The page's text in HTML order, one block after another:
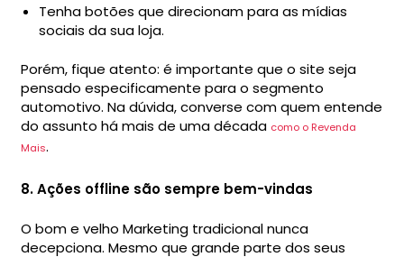
Tenha botões que direcionam para as mídias
sociais da sua loja.
Porém, fique atento: é importante que o site seja
pensado especificamente para o segmento
automotivo. Na dúvida, converse com quem entende
do assunto há mais de uma década como o Revenda
Mais.
8. Ações offline são sempre bem-vindas
O bom e velho Marketing tradicional nunca
decepciona. Mesmo que grande parte dos seus